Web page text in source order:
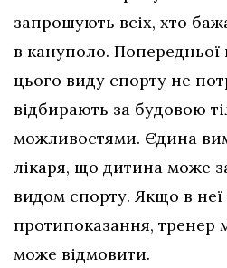
запрошують всіх, хто
в кануполо. Попередньої
цього виду спорту не
відбирають за будовою
можливостями. Єдина
лікаря, що дитина може
видом спорту. Якщо в
протипоказання, тренер
може відмовити.